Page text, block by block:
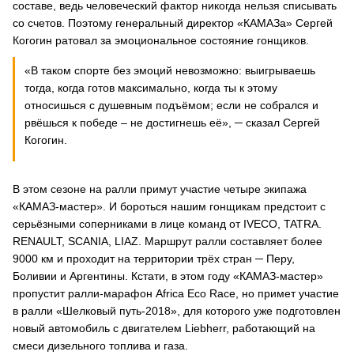
составе, ведь человеческий фактор никогда нельзя списывать
со счетов. Поэтому генеральный директор «КАМАЗа» Сергей
Когогин ратовал за эмоциональное состояние гонщиков.
«В таком спорте без эмоций невозможно: выигрываешь
тогда, когда готов максимально, когда ты к этому
относишься с душевным подъёмом; если не собрался и
рвёшься к победе – не достигнешь её», ─ сказал Сергей
Когогин.
В этом сезоне на ралли примут участие четыре экипажа
«КАМАЗ-мастер». И бороться нашим гонщикам предстоит с
серьёзными соперниками в лице команд от IVECO, TATRA.
RENAULT, SСANIA, LIAZ. Маршрут ралли составляет более
9000 км и проходит на территории трёх стран ─ Перу,
Боливии и Аргентины. Кстати, в этом году «КАМАЗ-мастер»
пропустит ралли-марафон Africa Eco Race, но примет участие
в ралли «Шелковый путь-2018», для которого уже подготовлен
новый автомобиль с двигателем Liebherr, работающий на
смеси дизельного топлива и газа.